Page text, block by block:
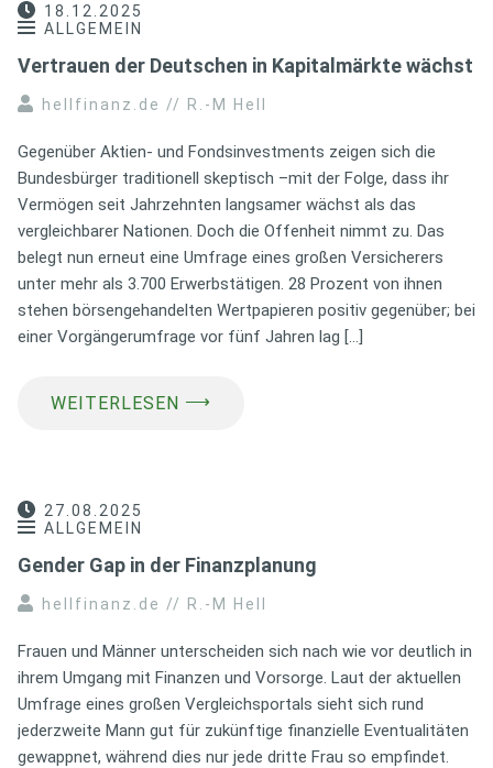
18.12.2025
ALLGEMEIN
Vertrauen der Deutschen in Kapitalmärkte wächst
hellfinanz.de // R.-M Hell
Gegenüber Aktien- und Fondsinvestments zeigen sich die
Bundesbürger traditionell skeptisch –mit der Folge, dass ihr
Vermögen seit Jahrzehnten langsamer wächst als das
vergleichbarer Nationen. Doch die Offenheit nimmt zu. Das
belegt nun erneut eine Umfrage eines großen Versicherers
unter mehr als 3.700 Erwerbstätigen. 28 Prozent von ihnen
stehen börsengehandelten Wertpapieren positiv gegenüber; bei
einer Vorgängerumfrage vor fünf Jahren lag […]
WEITERLESEN ⟶
27.08.2025
ALLGEMEIN
Gender Gap in der Finanzplanung
hellfinanz.de // R.-M Hell
Frauen und Männer unterscheiden sich nach wie vor deutlich in
ihrem Umgang mit Finanzen und Vorsorge. Laut der aktuellen
Umfrage eines großen Vergleichsportals sieht sich rund
jederzweite Mann gut für zukünftige finanzielle Eventualitäten
gewappnet, während dies nur jede dritte Frau so empfindet.